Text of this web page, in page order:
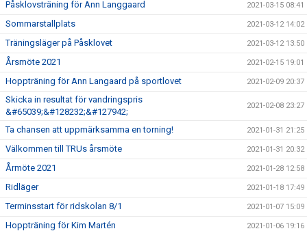
Påsklovsträning för Ann Langgaard 2021-03-15 08:41
Sommarstallplats 2021-03-12 14:02
Träningsläger på Påsklovet 2021-03-12 13:50
Årsmöte 2021 2021-02-15 19:01
Hoppträning för Ann Langaard på sportlovet 2021-02-09 20:37
Skicka in resultat för vandringspris
&#65039;&#128232;&#127942;
2021-02-08 23:27
Ta chansen att uppmärksamma en torning! 2021-01-31 21:25
Välkommen till TRUs årsmöte 2021-01-31 20:32
Årmöte 2021 2021-01-28 12:58
Ridläger 2021-01-18 17:49
Terminsstart för ridskolan 8/1 2021-01-07 15:09
Hoppträning för Kim Martén 2021-01-06 19:16